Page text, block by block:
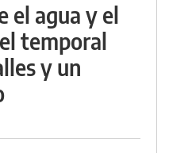
el agua y el
temporal
y un